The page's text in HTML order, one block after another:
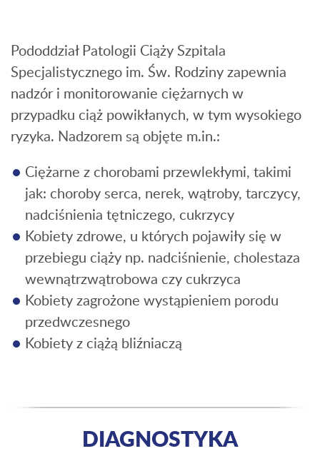
Pododdział Patologii Ciąży Szpitala
Specjalistycznego im. Św. Rodziny zapewnia
nadzór i monitorowanie ciężarnych w
przypadku ciąż powikłanych, w tym wysokiego
ryzyka. Nadzorem są objęte m.in.:
Ciężarne z chorobami przewlekłymi, takimi
jak: choroby serca, nerek, wątroby, tarczycy,
nadciśnienia tętniczego, cukrzycy
Kobiety zdrowe, u których pojawiły się w
przebiegu ciąży np. nadciśnienie, cholestaza
wewnątrzwątrobowa czy cukrzyca
Kobiety zagrożone wystąpieniem porodu
przedwczesnego
Kobiety z ciążą bliźniaczą
DIAGNOSTYKA